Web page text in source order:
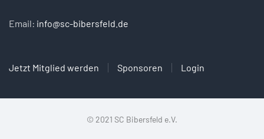
Email: info@sc-bibersfeld.de
Jetzt Mitglied werden Sponsoren Login
© 2021 SC Bibersfeld e.V.